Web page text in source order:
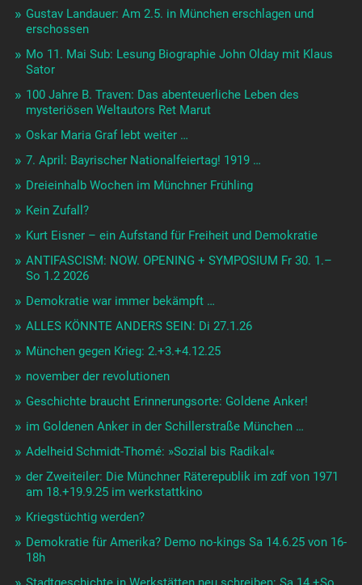
Gustav Landauer: Am 2.5. in München erschlagen und
erschossen
Mo 11. Mai Sub: Lesung Biographie John Olday mit Klaus
Sator
100 Jahre B. Traven: Das abenteuerliche Leben des
mysteriösen Weltautors Ret Marut
Oskar Maria Graf lebt weiter …
7. April: Bayrischer Nationalfeiertag! 1919 …
Dreieinhalb Wochen im Münchner Frühling
Kein Zufall?
Kurt Eisner – ein Aufstand für Freiheit und Demokratie
ANTIFASCISM: NOW. OPENING + SYMPOSIUM Fr 30. 1.–
So 1.2 2026
Demokratie war immer bekämpft …
ALLES KÖNNTE ANDERS SEIN: Di 27.1.26
München gegen Krieg: 2.+3.+4.12.25
november der revolutionen
Geschichte braucht Erinnerungsorte: Goldene Anker!
im Goldenen Anker in der Schillerstraße München …
Adelheid Schmidt-Thomé: »Sozial bis Radikal«
der Zweiteiler: Die Münchner Räterepublik im zdf von 1971
am 18.+19.9.25 im werkstattkino
Kriegstüchtig werden?
Demokratie für Amerika? Demo no-kings Sa 14.6.25 von 16-
18h